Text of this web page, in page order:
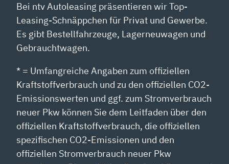
Bei ntv Autoleasing präsentieren wir Top-
Leasing-Schnäppchen für Privat und Gewerbe.
Es gibt Bestellfahrzeuge, Lagerneuwagen und
Gebrauchtwagen.
* = Umfangreiche Angaben zum offiziellen
Kraftstoffverbrauch und zu den offiziellen CO2-
Emissionswerten und ggf. zum Stromverbrauch
neuer Pkw können Sie dem Leitfaden über den
offiziellen Kraftstoffverbrauch, die offiziellen
spezifischen CO2-Emissionen und den
offiziellen Stromverbrauch neuer Pkw